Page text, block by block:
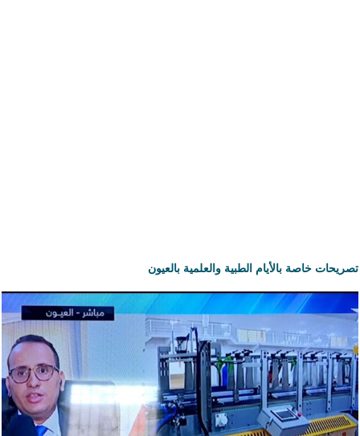
تصريحات خاصة بالأيام الطبية والعلمية بالعيون